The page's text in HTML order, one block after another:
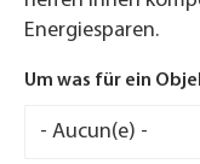
Energiesparen.
Um was für ein